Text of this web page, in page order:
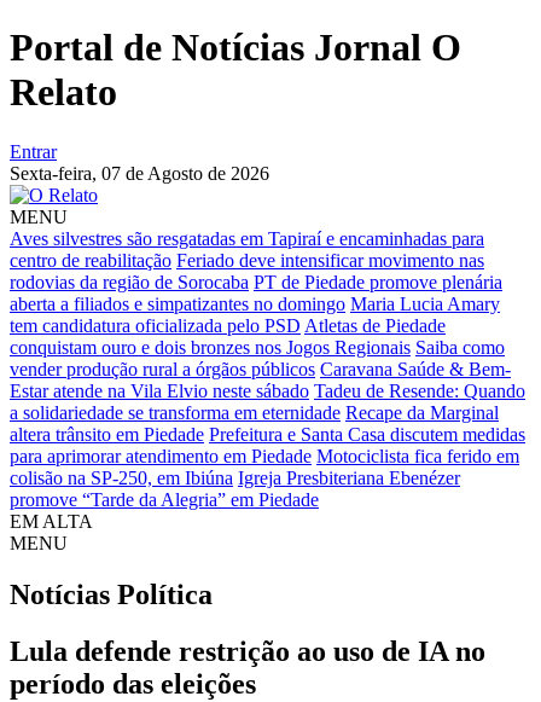
Portal de Notícias Jornal O
Relato
Entrar
Sexta-feira, 07 de Agosto de 2026
MENU
Aves silvestres são resgatadas em Tapiraí e encaminhadas para
centro de reabilitação Feriado deve intensificar movimento nas
rodovias da região de Sorocaba PT de Piedade promove plenária
aberta a filiados e simpatizantes no domingo Maria Lucia Amary
tem candidatura oficializada pelo PSD Atletas de Piedade
conquistam ouro e dois bronzes nos Jogos Regionais Saiba como
vender produção rural a órgãos públicos Caravana Saúde & Bem-
Estar atende na Vila Elvio neste sábado Tadeu de Resende: Quando
a solidariedade se transforma em eternidade Recape da Marginal
altera trânsito em Piedade Prefeitura e Santa Casa discutem medidas
para aprimorar atendimento em Piedade Motociclista fica ferido em
colisão na SP-250, em Ibiúna Igreja Presbiteriana Ebenézer
promove “Tarde da Alegria” em Piedade
EM ALTA
MENU
Notícias Política
Lula defende restrição ao uso de IA no
período das eleições